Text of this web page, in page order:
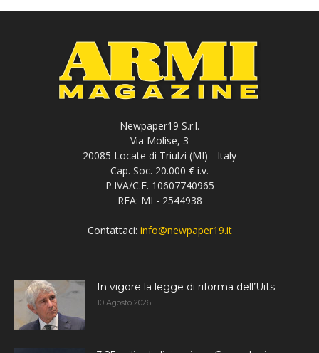
Newpaper19 S.r.l.
Via Molise, 3
20085 Locate di Triulzi (MI) - Italy
Cap. Soc. 20.000 € i.v.
P.IVA/C.F. 10607740965
REA: MI - 2544938
Contattaci: info@newpaper19.it
In vigore la legge di riforma dell’Uits
10 Agosto 2026